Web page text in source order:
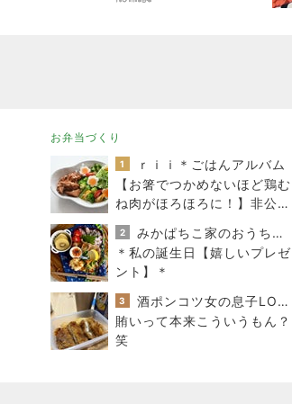
お弁当づくり
1
ｒｉｉ＊ごはんアルバム
【お箸でつかめないほど鶏む
ね肉がほろほろに！】非公開
クーポン貼りまくってます
2
みかぱちこ家のおうちでごはん
＊私の誕生日【嬉しいプレゼ
ント】＊
3
酒ポンコツ女の息子LOVE blog♡♡
賄いって本来こういうもん？
笑